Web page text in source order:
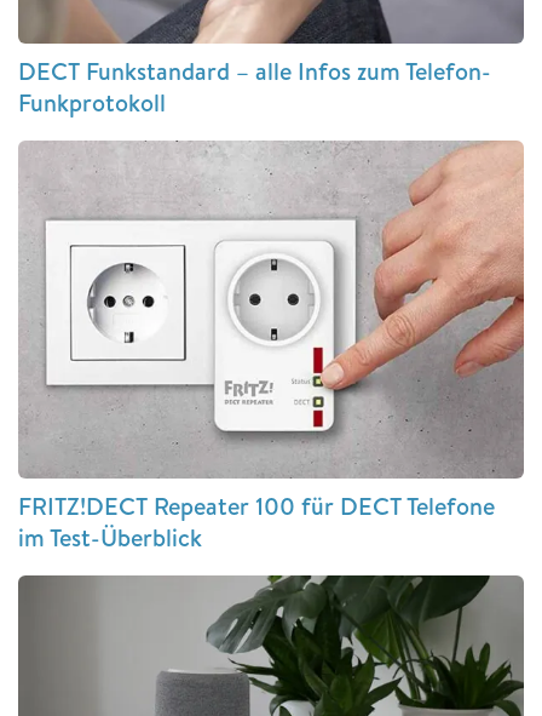
DECT Funkstandard – alle Infos zum Telefon-
Funkprotokoll
FRITZ!DECT Repeater 100 für DECT Telefone
im Test-Überblick